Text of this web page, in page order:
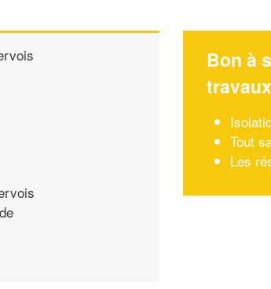
Bon à
travaux
Tout
Les